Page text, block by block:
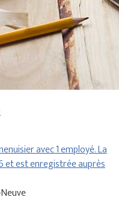
avec 1 employé. La
et est enregistrée auprès